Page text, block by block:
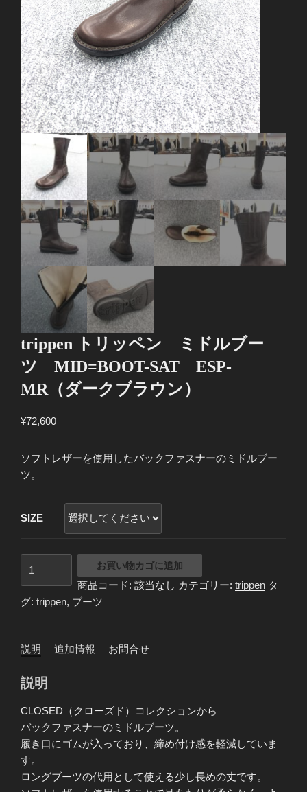
trippen トリッペン ミドルブー
ツ MID=BOOT-SAT ESP-
MR（ダークブラウン）
¥72,600
ソフトレザーを使用したバックファスナーのミドルブー
ツ。
SIZE
ト
ッ
ン
ド
ル
ブ
ー
ツ
MID=BOOT-
SAT
お買い物カゴに追加
商品コード: 該当なし カテゴリー: trippen タ
グ: trippen, ブーツ
説明 追加情報 お問合せ
説明
CLOSED（クローズド）コレクションから
バックファスナーのミドルブーツ。
履き口にゴムが入っており、締め付け感を軽減していま
す。
ロングブーツの代用として使える少し長めの丈です。